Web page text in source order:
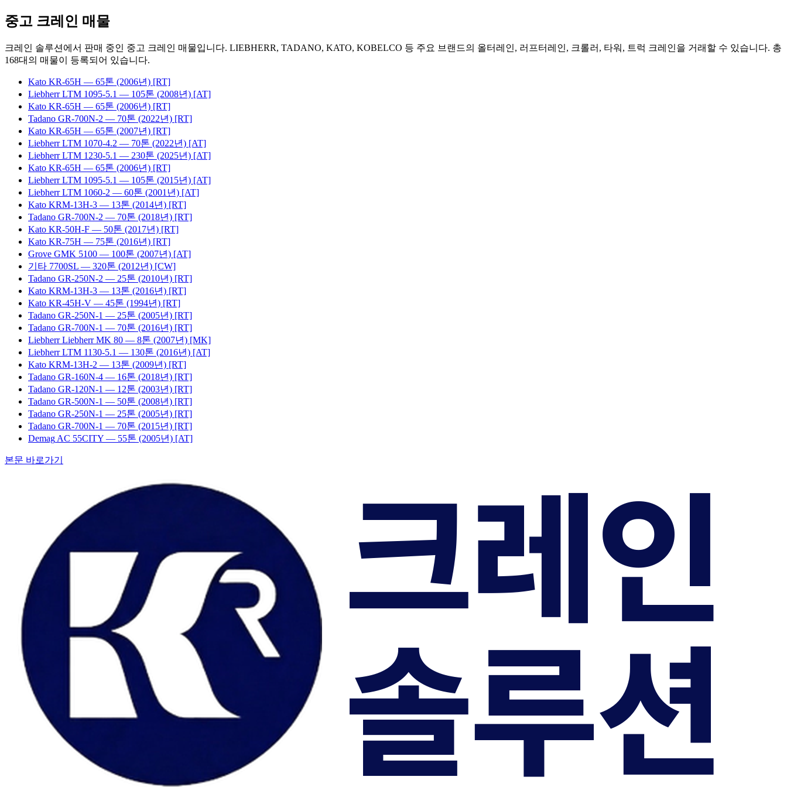
중고 크레인 매물
크레인 솔루션에서 판매 중인 중고 크레인 매물입니다. LIEBHERR, TADANO, KATO, KOBELCO 등 주요 브랜드의 올터레인, 러프터레인, 크롤러, 타워, 트럭 크레인을 거래할 수 있습니다. 총
168대의 매물이 등록되어 있습니다.
Kato KR-65H — 65톤 (2006년) [RT]
Liebherr LTM 1095-5.1 — 105톤 (2008년) [AT]
Kato KR-65H — 65톤 (2006년) [RT]
Tadano GR-700N-2 — 70톤 (2022년) [RT]
Kato KR-65H — 65톤 (2007년) [RT]
Liebherr LTM 1070-4.2 — 70톤 (2022년) [AT]
Liebherr LTM 1230-5.1 — 230톤 (2025년) [AT]
Kato KR-65H — 65톤 (2006년) [RT]
Liebherr LTM 1095-5.1 — 105톤 (2015년) [AT]
Liebherr LTM 1060-2 — 60톤 (2001년) [AT]
Kato KRM-13H-3 — 13톤 (2014년) [RT]
Tadano GR-700N-2 — 70톤 (2018년) [RT]
Kato KR-50H-F — 50톤 (2017년) [RT]
Kato KR-75H — 75톤 (2016년) [RT]
Grove GMK 5100 — 100톤 (2007년) [AT]
기타 7700SL — 320톤 (2012년) [CW]
Tadano GR-250N-2 — 25톤 (2010년) [RT]
Kato KRM-13H-3 — 13톤 (2016년) [RT]
Kato KR-45H-V — 45톤 (1994년) [RT]
Tadano GR-250N-1 — 25톤 (2005년) [RT]
Tadano GR-700N-1 — 70톤 (2016년) [RT]
Liebherr Liebherr MK 80 — 8톤 (2007년) [MK]
Liebherr LTM 1130-5.1 — 130톤 (2016년) [AT]
Kato KRM-13H-2 — 13톤 (2009년) [RT]
Tadano GR-160N-4 — 16톤 (2018년) [RT]
Tadano GR-120N-1 — 12톤 (2003년) [RT]
Tadano GR-500N-1 — 50톤 (2008년) [RT]
Tadano GR-250N-1 — 25톤 (2005년) [RT]
Tadano GR-700N-1 — 70톤 (2015년) [RT]
Demag AC 55CITY — 55톤 (2005년) [AT]
본문 바로가기